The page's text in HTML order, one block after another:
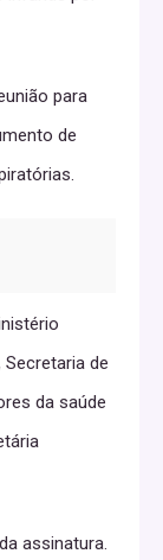
para
de
de
da saúde
assinatura.